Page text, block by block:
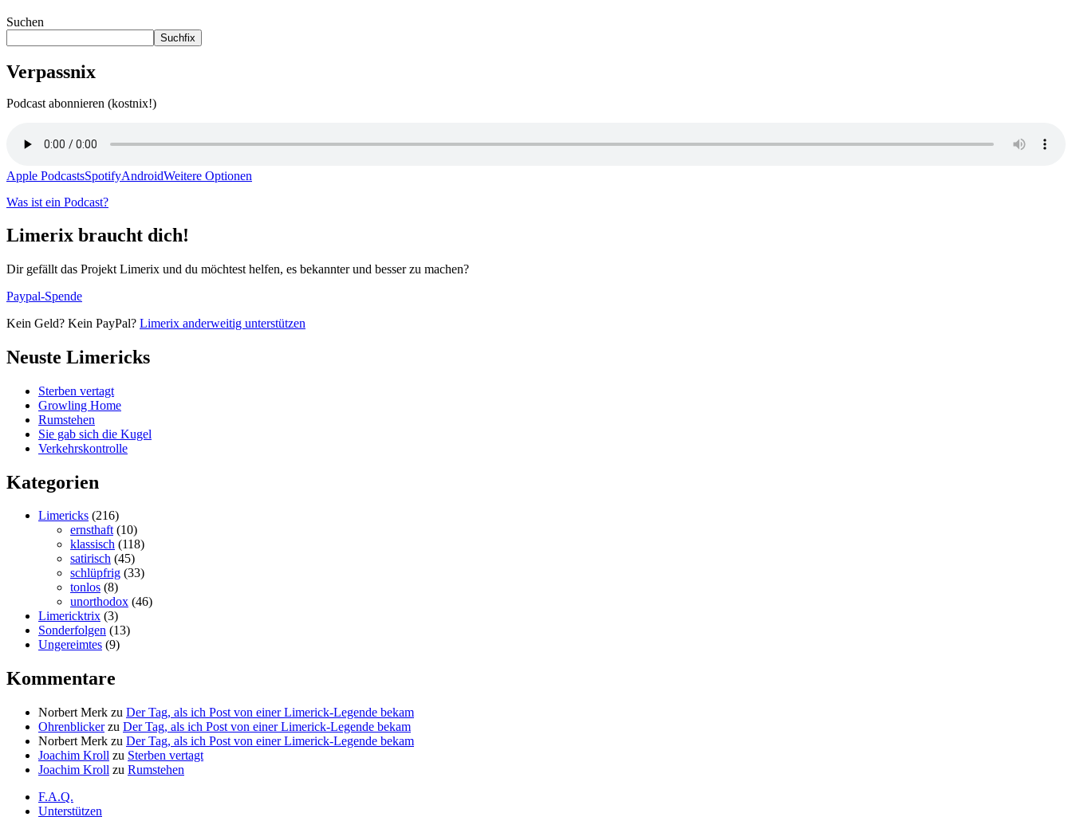
Suchen
Suchfix
Verpassnix
Podcast abonnieren (kostnix!)
Apple PodcastsSpotifyAndroidWeitere Optionen
Was ist ein Podcast?
Limerix braucht dich!
Dir gefällt das Projekt Limerix und du möchtest helfen, es bekannter und besser zu machen?
Paypal-Spende
Kein Geld? Kein PayPal? Limerix anderweitig unterstützen
Neuste Limericks
Sterben vertagt
Growling Home
Rumstehen
Sie gab sich die Kugel
Verkehrskontrolle
Kategorien
Limericks (216)
ernsthaft(10)
klassisch (118)
satirisch (45)
schlüpfrig (33)
tonlos (8)
unorthodox (46)
Limericktrix (3)
Sonderfolgen (13)
Ungereimtes (9)
Kommentare
Norbert Merk zu Der Tag, als ich Post von einer Limerick-Legende bekam
Ohrenblickerzu Der Tag, als ich Post von einer Limerick-Legende bekam
Norbert Merk zu Der Tag, als ich Post von einer Limerick-Legende bekam
Joachim Kroll zu Sterben vertagt
Joachim Kroll zu Rumstehen
F.A.Q.
Unterstützen